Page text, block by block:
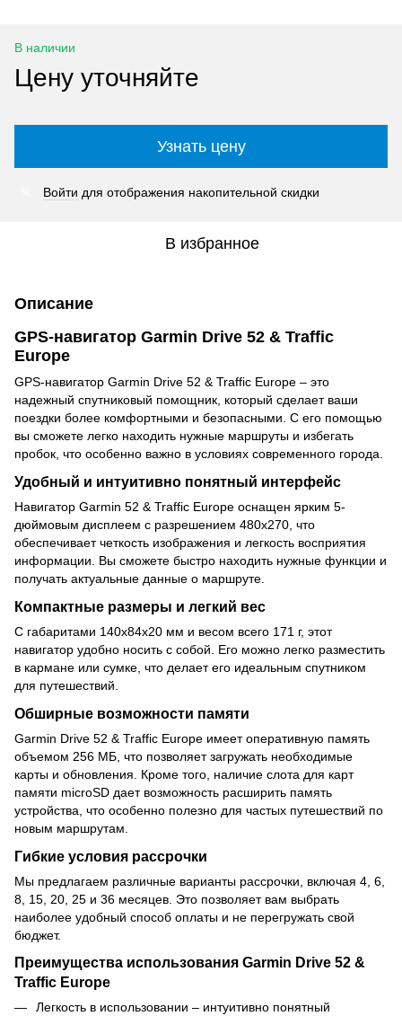
В наличии
Цену уточняйте
Узнать цену
Войти для отображения накопительной скидки
В избранное
Описание
GPS-навигатор Garmin Drive 52 & Traffic
Europe
GPS-навигатор Garmin Drive 52 & Traffic Europe – это
надежный спутниковый помощник, который сделает ваши
поездки более комфортными и безопасными. С его помощью
вы сможете легко находить нужные маршруты и избегать
пробок, что особенно важно в условиях современного города.
Удобный и интуитивно понятный интерфейс
Навигатор Garmin 52 & Traffic Europe оснащен ярким 5-
дюймовым дисплеем с разрешением 480x270, что
обеспечивает четкость изображения и легкость восприятия
информации. Вы сможете быстро находить нужные функции и
получать актуальные данные о маршруте.
Компактные размеры и легкий вес
С габаритами 140х84х20 мм и весом всего 171 г, этот
навигатор удобно носить с собой. Его можно легко разместить
в кармане или сумке, что делает его идеальным спутником
для путешествий.
Обширные возможности памяти
Garmin Drive 52 & Traffic Europe имеет оперативную память
объемом 256 МБ, что позволяет загружать необходимые
карты и обновления. Кроме того, наличие слота для карт
памяти microSD дает возможность расширить память
устройства, что особенно полезно для частых путешествий по
новым маршрутам.
Гибкие условия рассрочки
Мы предлагаем различные варианты рассрочки, включая 4, 6,
8, 15, 20, 25 и 36 месяцев. Это позволяет вам выбрать
наиболее удобный способ оплаты и не перегружать свой
бюджет.
Преимущества использования Garmin Drive 52 &
Traffic Europe
Легкость в использовании – интуитивно понятный